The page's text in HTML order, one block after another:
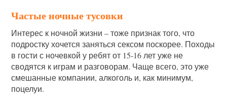
Частые ночные тусовки
Интерес к ночной жизни – тоже признак того, что
подростку хочется заняться сексом поскорее. Походы
в гости с ночевкой у ребят от 15-16 лет уже не
сводятся к играм и разговорам. Чаще всего, это уже
смешанные компании, алкоголь и, как минимум,
поцелуи.